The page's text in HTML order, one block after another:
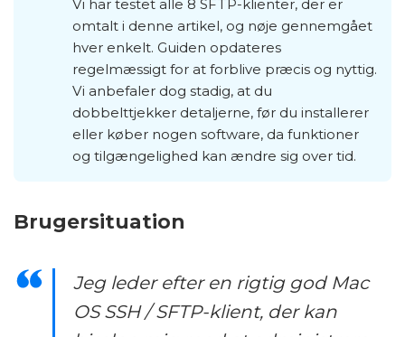
Vi har testet alle 8 SFTP-klienter, der er
omtalt i denne artikel, og nøje gennemgået
hver enkelt. Guiden opdateres
regelmæssigt for at forblive præcis og nyttig.
Vi anbefaler dog stadig, at du
dobbelttjekker detaljerne, før du installerer
eller køber nogen software, da funktioner
og tilgængelighed kan ændre sig over tid.
Brugersituation
Jeg leder efter en rigtig god Mac
OS SSH / SFTP-klient, der kan